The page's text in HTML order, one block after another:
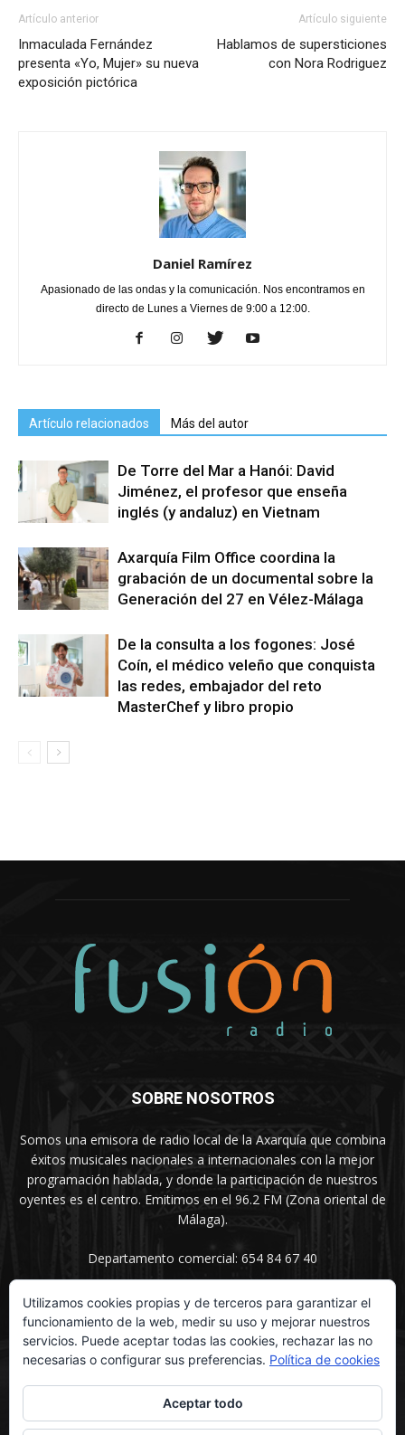
Artículo anterior
Inmaculada Fernández
presenta «Yo, Mujer» su nueva
exposición pictórica
Artículo siguiente
Hablamos de supersticiones
con Nora Rodriguez
Daniel Ramírez
Apasionado de las ondas y la comunicación. Nos encontramos en
directo de Lunes a Viernes de 9:00 a 12:00.
Artículo relacionados Más del autor
De Torre del Mar a Hanói: David
Jiménez, el profesor que enseña
inglés (y andaluz) en Vietnam
Axarquía Film Office coordina la
grabación de un documental sobre la
Generación del 27 en Vélez-Málaga
De la consulta a los fogones: José
Coín, el médico veleño que conquista
las redes, embajador del reto
MasterChef y libro propio
SOBRE NOSOTROS
Somos una emisora de radio local de la Axarquía que combina
éxitos musicales nacionales a internacionales con la mejor
programación hablada, y donde la participación de nuestros
oyentes es el centro. Emitimos en el 96.2 FM (Zona oriental de
Málaga).
Departamento comercial: 654 84 67 40
SÍGUENOS
Utilizamos cookies propias y de terceros para garantizar el
funcionamiento de la web, medir su uso y mejorar nuestros
servicios. Puede aceptar todas las cookies, rechazar las no
necesarias o configurar sus preferencias. Política de cookies
Aceptar todo